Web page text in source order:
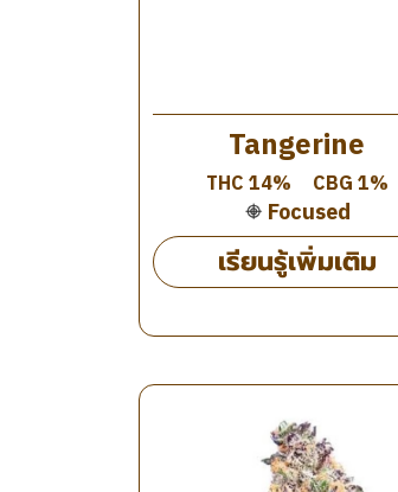
Tangerine
THC 14% CBG 1%
Focused
เรียนรู้เพิ่มเติม